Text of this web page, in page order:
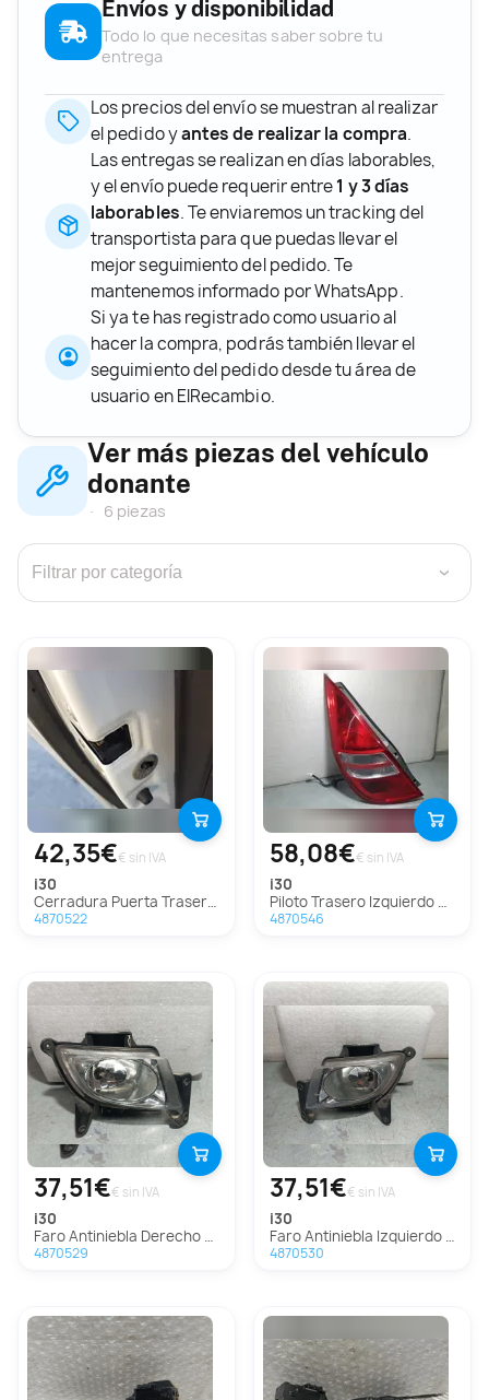
Envíos y disponibilidad
Todo lo que necesitas saber sobre tu
entrega
Los precios del envío se muestran al realizar
el pedido yantes de realizar la compra.
Las entregas se realizan en días laborables,
y el envío puede requerir entre1 y 3 días
laborables. Te enviaremos un tracking del
transportista para que puedas llevar el
mejor seguimiento del pedido. Te
mantenemos informado por WhatsApp.
Si ya te has registrado como usuario al
hacer la compra, podrás también llevar el
seguimiento del pedido desde tu área de
usuario en ElRecambio.
Ver más piezas del vehículo
donante
6 piezas
›
42,35€€ sin IVA
i30
Cerradura Puerta Trasera Izquierda Para Hyundai I30
4870522
58,08€€ sin IVA
i30
Piloto Trasero Izquierdo Para Hyundai I30
4870546
37,51€€ sin IVA
i30
Faro Antiniebla Derecho para Hyundai I30
4870529
37,51€€ sin IVA
i30
Faro Antiniebla Izquierdo para Hyundai I30
4870530